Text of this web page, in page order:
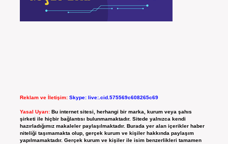
Reklam ve İletişim: Skype: live:.cid.575569c608265c69
Yasal Uyarı: Bu internet sitesi, herhangi bir marka, kurum veya şahıs
şirketi ile hiçbir bağlantısı bulunmamaktadır. Sitede yalnızca kendi
hazırladığımız makaleler paylaşılmaktadır. Burada yer alan içerikler haber
niteliği taşımamakta olup, gerçek kurum ve kişiler hakkında paylaşım
yapılmamaktadır. Gerçek kurum ve kişiler ile isim benzerlikleri tamamen